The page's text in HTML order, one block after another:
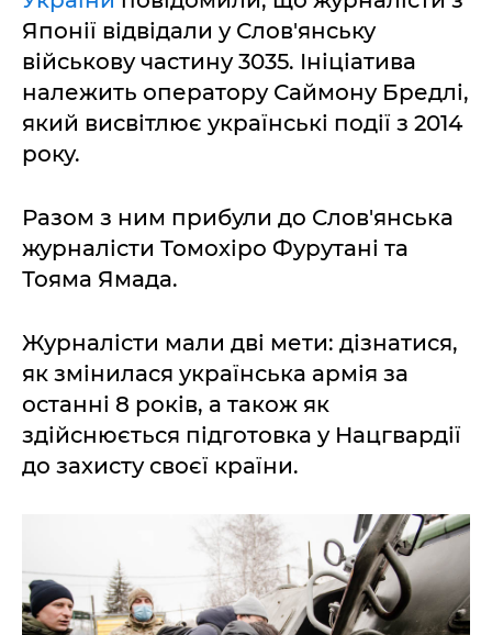
Японії відвідали у Слов'янську
військову частину 3035. Ініціатива
належить оператору Саймону Бредлі,
який висвітлює українські події з 2014
року.
Разом з ним прибули до Слов'янська
журналісти Томохіро Фурутані та
Тояма Ямада.
Журналісти мали дві мети: дізнатися,
як змінилася українська армія за
останні 8 років, а також як
здійснюється підготовка у Нацгвардії
до захисту своєї країни.